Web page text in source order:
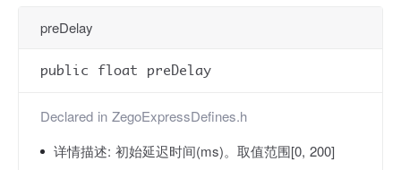
preDelay
public float preDelay
Declared in ZegoExpressDefines.h
详情描述: 初始延迟时间(ms)。取值范围[0, 200]